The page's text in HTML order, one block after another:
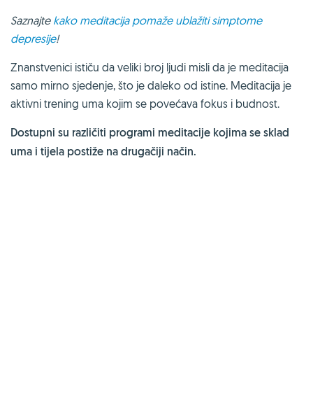
Saznajte kako meditacija pomaže ublažiti simptome
depresije!
Znanstvenici ističu da veliki broj ljudi misli da je meditacija
samo mirno sjedenje, što je daleko od istine. Meditacija je
aktivni trening uma kojim se povećava fokus i budnost.
Dostupni su različiti programi meditacije kojima se sklad
uma i tijela postiže na drugačiji način.